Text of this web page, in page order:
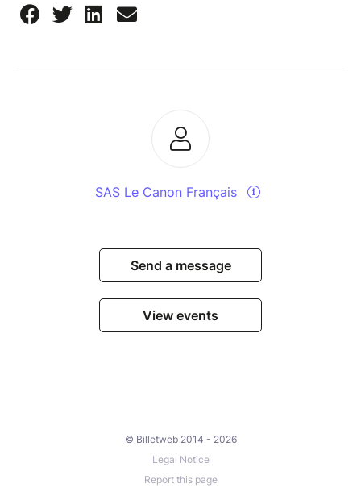
SAS Le Canon Français
Send a message
View events
© Billetweb 2014 - 2026
Legal Notice
Report this page